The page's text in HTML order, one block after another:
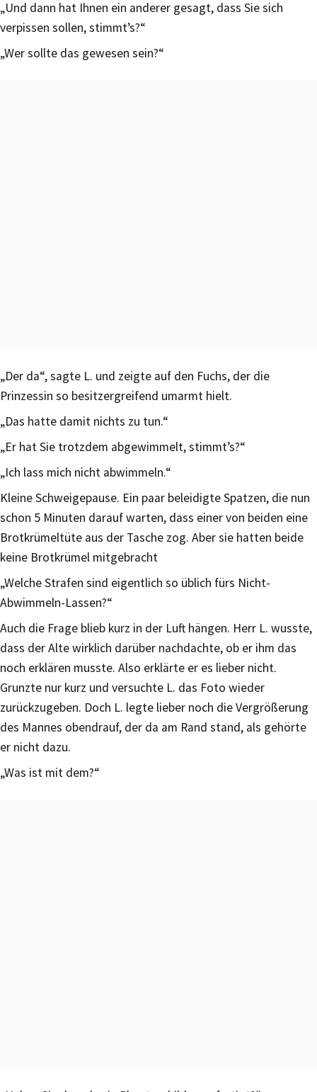
„Und dann hat Ihnen ein anderer gesagt, dass Sie sich
verpissen sollen, stimmt’s?“
„Wer sollte das gewesen sein?“
„Der da“, sagte L. und zeigte auf den Fuchs, der die
Prinzessin so besitzergreifend umarmt hielt.
„Das hatte damit nichts zu tun.“
„Er hat Sie trotzdem abgewimmelt, stimmt’s?“
„Ich lass mich nicht abwimmeln.“
Kleine Schweigepause. Ein paar beleidigte Spatzen, die nun
schon 5 Minuten darauf warten, dass einer von beiden eine
Brotkrümeltüte aus der Tasche zog. Aber sie hatten beide
keine Brotkrümel mitgebracht
„Welche Strafen sind eigentlich so üblich fürs Nicht-
Abwimmeln-Lassen?“
Auch die Frage blieb kurz in der Luft hängen. Herr L. wusste,
dass der Alte wirklich darüber nachdachte, ob er ihm das
noch erklären musste. Also erklärte er es lieber nicht.
Grunzte nur kurz und versuchte L. das Foto wieder
zurückzugeben. Doch L. legte lieber noch die Vergrößerung
des Mannes obendrauf, der da am Rand stand, als gehörte
er nicht dazu.
„Was ist mit dem?“